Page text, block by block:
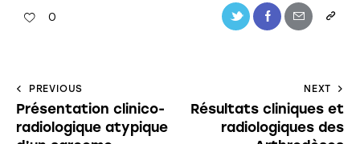
0
PREVIOUS
Présentation clinico-
radiologique atypique
NEXT
Résultats cliniques et
radiologiques des